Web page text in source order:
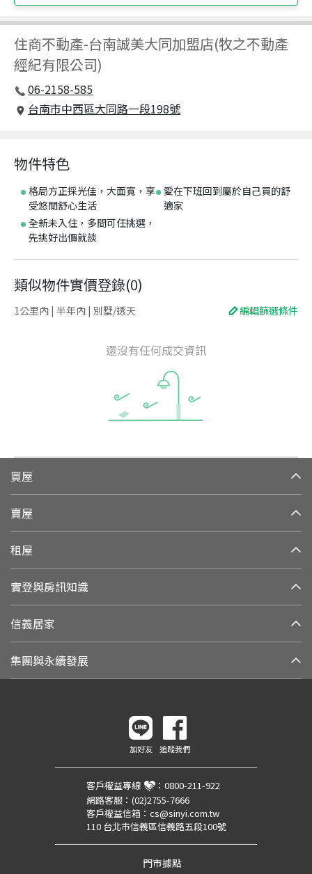
住商不動產-台南誠美大同加盟店(牧之不動產
經紀有限公司)
06-2158-585
台南市中西區大同路一段198號
物件特色
格局方正採光佳，大面寬，享
受悠閒舒心生活
愛在下班回到屬於自己買的舒
適家
全新未入住，多間可任挑選，
先挑好出價就談
類似物件實價登錄(0)
1公里內 | 半年內 | 別墅/透天 編輯篩選條件
還沒有任何成交資訊
買屋
賣屋
租屋
實登與房訊知識
信義居家
集團與永續發展
加好友 追蹤我們
客戶權益專線 ： 0800-211-922
網路客服： (02)2755-7666
客戶權益信箱： cs@sinyi.com.tw
110 台北市信義區信義路五段100號
門市據點